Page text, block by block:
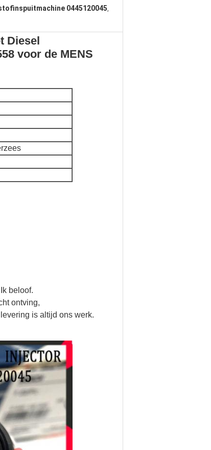
0445120045,
Diesel
voor de MENS
beloof.
ontving,
is altijd ons werk.